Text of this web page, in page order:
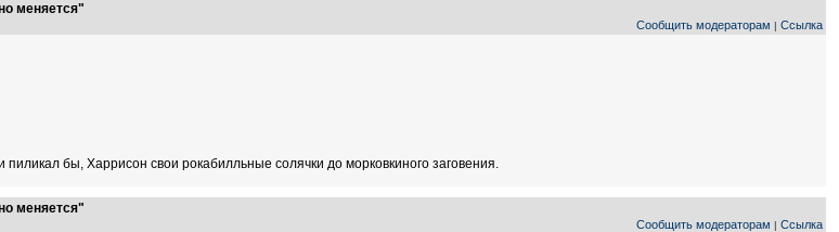
меняется"
Сообщить модераторам | Ссылка
бы, Харрисон свои рокабилльные солячки до морковкиного заговения.
меняется"
Сообщить модераторам | Ссылка